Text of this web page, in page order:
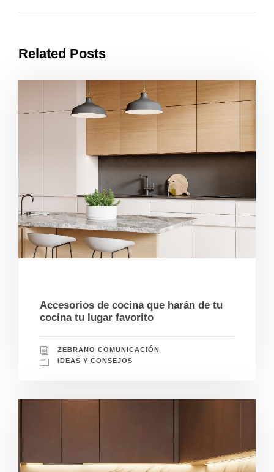
Related Posts
Accesorios de cocina que harán de tu
cocina tu lugar favorito
ZEBRANO COMUNICACIÓN
IDEAS Y CONSEJOS